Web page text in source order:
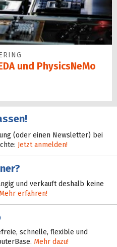
und PhysicsNeMo
(oder einen Newsletter) bei
Jetzt anmelden!
und verkauft deshalb keine
Mehr erfahren!
schnelle, flexible und
Mehr dazu!